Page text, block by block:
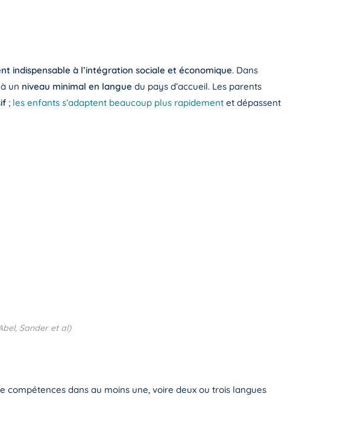
indispensable à l’intégration sociale et économique. Dans
un niveau minimal en langue du pays d’accueil. Les parents
; les enfants s’adaptent beaucoup plus rapidement et dépassent
Sander et al)
compétences dans au moins une, voire deux ou trois langues